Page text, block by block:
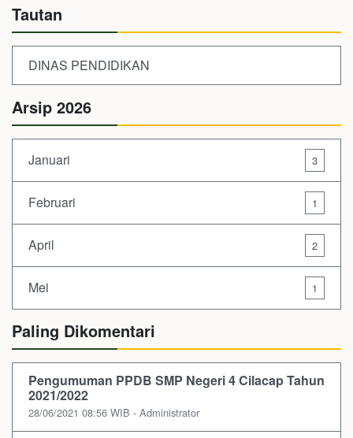
Tautan
DINAS PENDIDIKAN
Arsip 2026
Januari 3
Februari 1
April 2
Mei 1
Paling Dikomentari
Pengumuman PPDB SMP Negeri 4 Cilacap Tahun
2021/2022
28/06/2021 08:56 WIB - Administrator